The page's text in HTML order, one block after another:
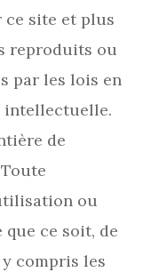
site et plus
reproduits ou
par les lois en
de
ou
ce soit, de
compris les